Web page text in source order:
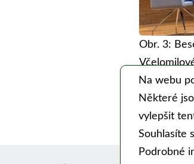
Obr. 3:
Dalibor
Na webu
Některé
vylepšit
Souhlasíte
Podrobné